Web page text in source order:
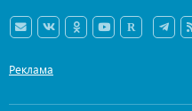
Реклама